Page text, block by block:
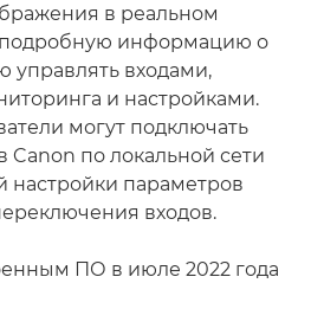
в реальном
подробную информацию о
управлять входами,
и настройками.
могут подключать
Canon по локальной сети
настройки параметров
входов.
ПО в июле 2022 года